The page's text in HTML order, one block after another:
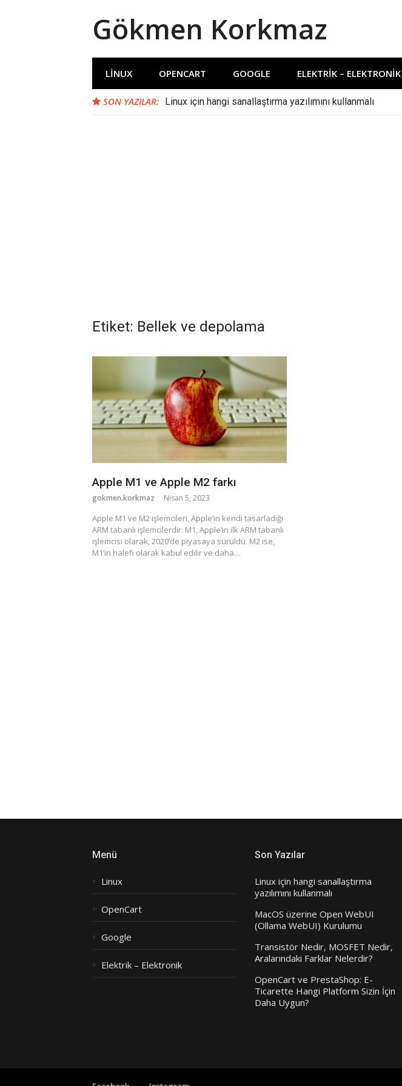
Gökmen Korkmaz
LINUX OPENCART GOOGLE ELEKTRIK – ELEKTRONIK
SON YAZILAR: Linux için hangi sanallaştırma yazılımını kullanmalı
Etiket: Bellek ve depolama
Apple M1 ve Apple M2 farkı
gokmen.korkmaz Nisan 5, 2023
Apple M1 ve M2 işlemcileri, Apple’ın kendi tasarladığı
ARM tabanlı işlemcilerdir. M1, Apple’ın ilk ARM tabanlı
işlemcisi olarak, 2020’de piyasaya sürüldü. M2 ise,
M1’in halefi olarak kabul edilir ve daha…
Menü
Linux
OpenCart
Google
Elektrik – Elektronik
Son Yazılar
Linux için hangi sanallaştırma
yazılımını kullanmalı
MacOS üzerine Open WebUI
(Ollama WebUI) Kurulumu
Transistör Nedir, MOSFET Nedir,
Aralarındaki Farklar Nelerdir?
OpenCart ve PrestaShop: E-
Ticarette Hangi Platform Sizin İçin
Daha Uygun?